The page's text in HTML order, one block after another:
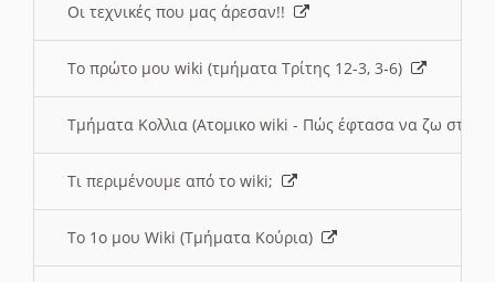
Οι τεχνικές που μας άρεσαν!!
Το πρώτο μου wiki (τμήματα Τρίτης 12-3, 3-6)
Τμήματα Κολλια (Ατομικο wiki - Πώς έφτασα να ζω στην
Τι περιμένουμε από το wiki;
Το 1ο μου Wiki (Τμήματα Κούρια)